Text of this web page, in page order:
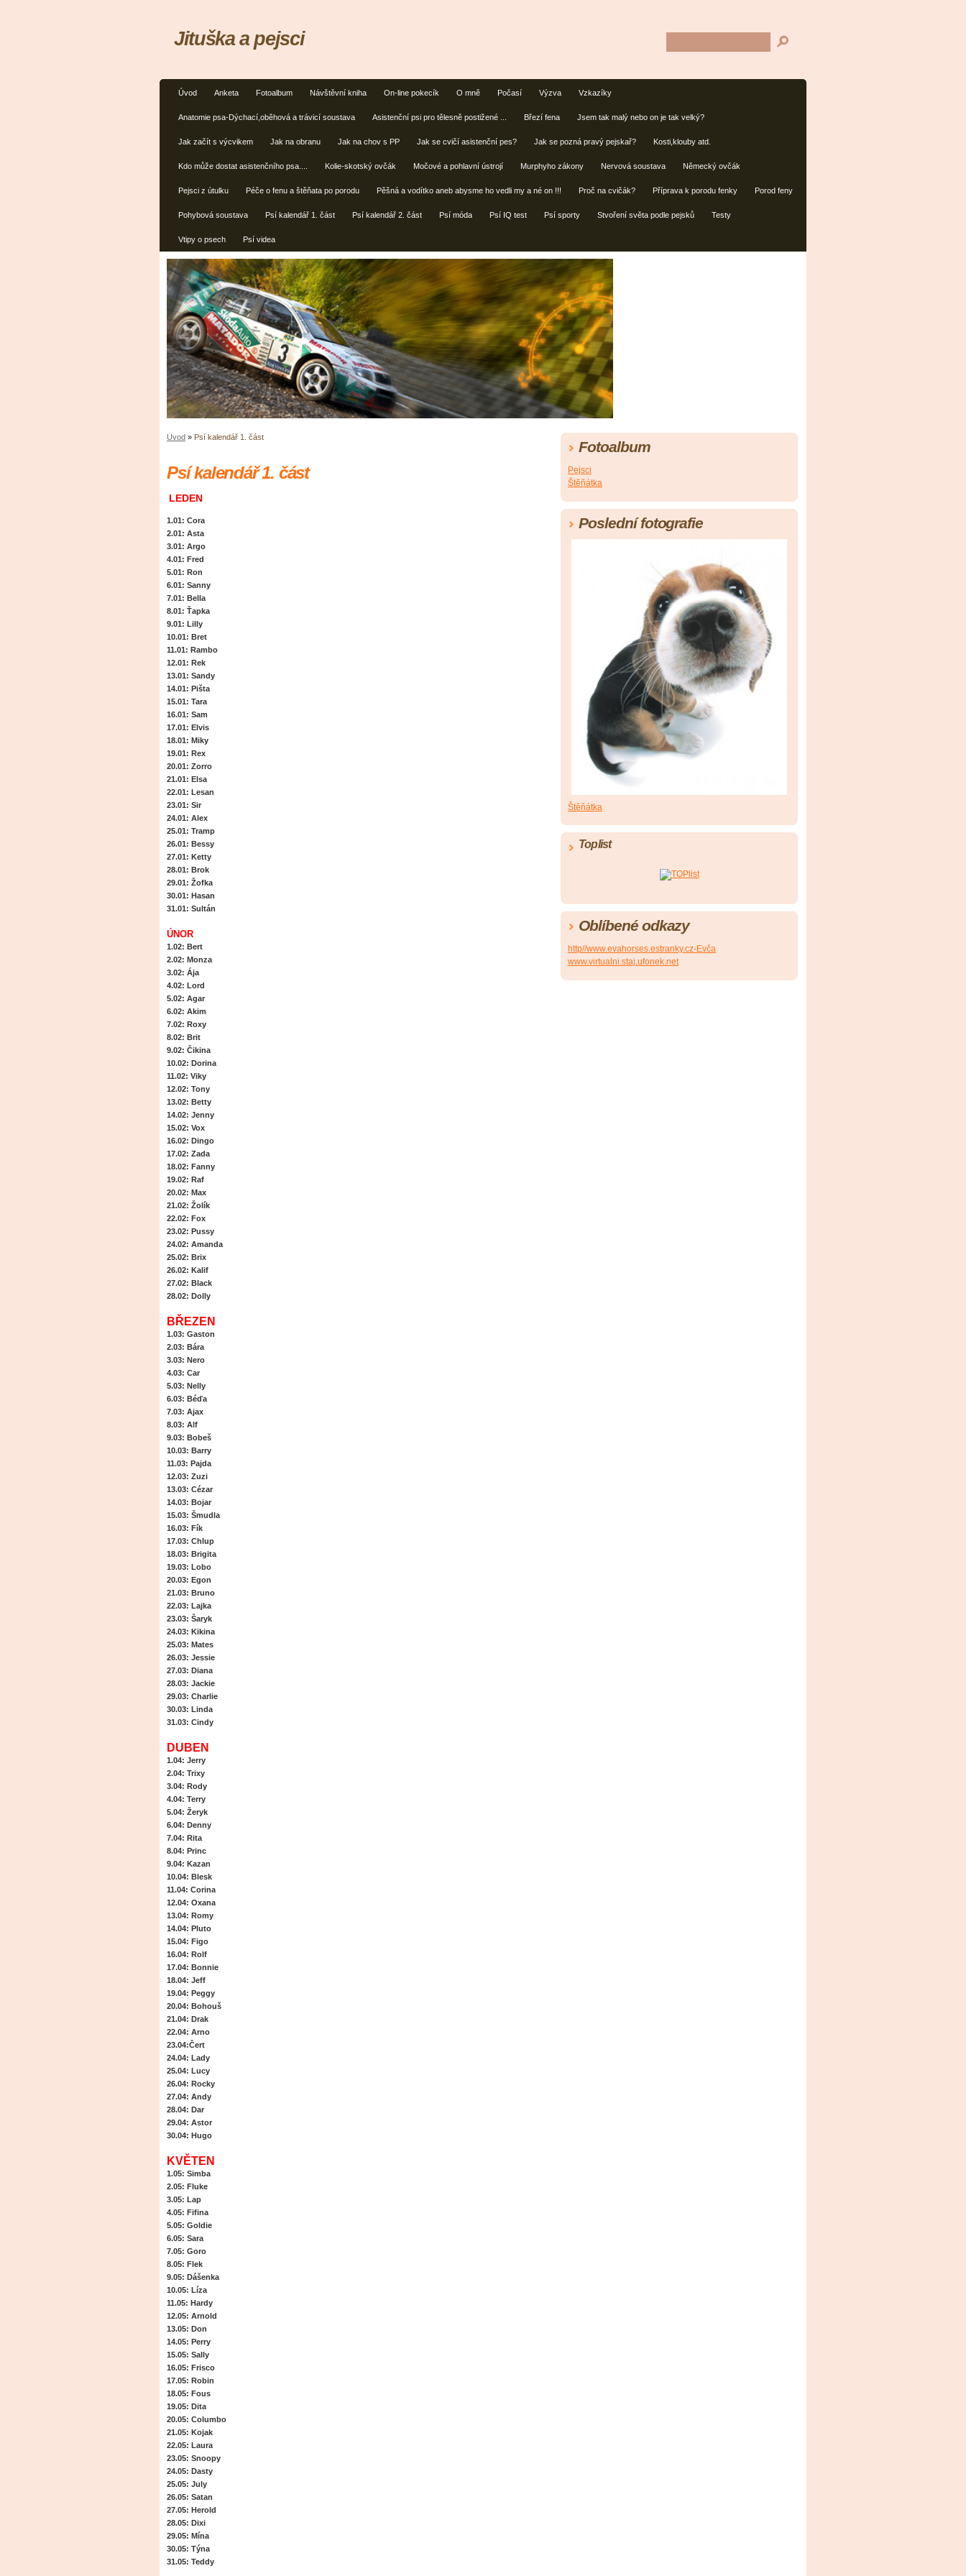
Úvod Anketa Fotoalbum Návštěvní kniha On-line pokecík O mně Počasí Výzva Vzkazíky
Anatomie psa-Dýchací,oběhová a trávicí soustava Asistenční psi pro tělesně postižené ... Březí fena Jsem tak malý nebo on je tak velký?
Jak začít s výcvikem Jak na obranu Jak na chov s PP Jak se cvičí asistenční pes? Jak se pozná pravý pejskař? Kosti,klouby atd.
Kdo může dostat asistenčního psa.... Kolie-skotský ovčák Močové a pohlavní ústrojí Murphyho zákony Nervová soustava Německý ovčák
Pejsci z útulku Péče o fenu a štěňata po porodu Pěšná a vodítko aneb abysme ho vedli my a né on !!! Proč na cvičák? Příprava k porodu fenky Porod feny
Pohybová soustava Psí kalendář 1. část Psí kalendář 2. část Psí móda Psí IQ test Psí sporty Stvoření světa podle pejsků Testy
Vtipy o psech Psí videa
Jituška a pejsci
Úvod » Psí kalendář 1. část
Psí kalendář 1. část
LEDEN
1.01: Cora
2.01: Asta
3.01: Argo
4.01: Fred
5.01: Ron
6.01: Sanny
7.01: Bella
8.01: Ťapka
9.01: Lilly
10.01: Bret
11.01: Rambo
12.01: Rek
13.01: Sandy
14.01: Pišta
15.01: Tara
16.01: Sam
17.01: Elvis
18.01: Miky
19.01: Rex
20.01: Zorro
21.01: Elsa
22.01: Lesan
23.01: Sir
24.01: Alex
25.01: Tramp
26.01: Bessy
27.01: Ketty
28.01: Brok
29.01: Žofka
30.01: Hasan
31.01: Sultán
ÚNOR
1.02: Bert
2.02: Monza
3.02: Ája
4.02: Lord
5.02: Agar
6.02: Akim
7.02: Roxy
8.02: Brit
9.02: Čikina
10.02: Dorina
11.02: Viky
12.02: Tony
13.02: Betty
14.02: Jenny
15.02: Vox
16.02: Dingo
17.02: Zada
18.02: Fanny
19.02: Raf
20.02: Max
21.02: Žolík
22.02: Fox
23.02: Pussy
24.02: Amanda
25.02: Brix
26.02: Kalif
27.02: Black
28.02: Dolly
BŘEZEN
1.03: Gaston
2.03: Bára
3.03: Nero
4.03: Car
5.03: Nelly
6.03: Béďa
7.03: Ajax
8.03: Alf
9.03: Bobeš
10.03: Barry
11.03: Pajda
12.03: Zuzi
13.03: Cézar
14.03: Bojar
15.03: Šmudla
16.03: Fík
17.03: Chlup
18.03: Brigita
19.03: Lobo
20.03: Egon
21.03: Bruno
22.03: Lajka
23.03: Šaryk
24.03: Kikina
25.03: Mates
26.03: Jessie
27.03: Diana
28.03: Jackie
29.03: Charlie
30.03: Linda
31.03: Cindy
DUBEN
1.04: Jerry
2.04: Trixy
3.04: Rody
4.04: Terry
5.04: Žeryk
6.04: Denny
7.04: Rita
8.04: Princ
9.04: Kazan
10.04: Blesk
11.04: Corina
12.04: Oxana
13.04: Romy
14.04: Pluto
15.04: Figo
16.04: Rolf
17.04: Bonnie
18.04: Jeff
19.04: Peggy
20.04: Bohouš
21.04: Drak
22.04: Arno
23.04:Čert
24.04: Lady
25.04: Lucy
26.04: Rocky
27.04: Andy
28.04: Dar
29.04: Astor
30.04: Hugo
KVĚTEN
1.05: Simba
2.05: Fluke
3.05: Lap
4.05: Fifina
5.05: Goldie
6.05: Sara
7.05: Goro
8.05: Flek
9.05: Dášenka
10.05: Líza
11.05: Hardy
12.05: Arnold
13.05: Don
14.05: Perry
15.05: Sally
16.05: Frisco
17.05: Robin
18.05: Fous
19.05: Dita
20.05: Columbo
21.05: Kojak
22.05: Laura
23.05: Snoopy
24.05: Dasty
25.05: July
26.05: Satan
27.05: Herold
28.05: Dixi
29.05: Mína
30.05: Týna
31.05: Teddy
Fotoalbum
Pejsci
Štěňátka
Poslední fotografie
Štěňátka
Toplist
Oblíbené odkazy
http//www.evahorses.estranky.cz-Evča
www.virtualni.staj.ufonek.net